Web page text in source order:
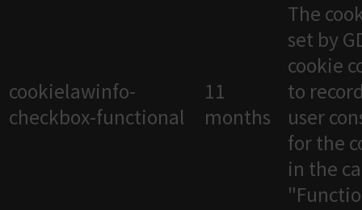
cookielawinfo-
checkbox-functional
11
months
The
set by
cookie
to
user
for the
in the